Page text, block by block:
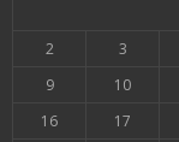
2
3
9
10
16
17